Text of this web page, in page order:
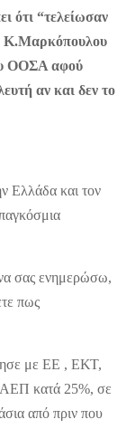
ότι “τελείωσαν
Κ.Μαρκόπουλου
ΟΟΣΑ αφού
αν και δεν το
Ελλάδα και τον
σας ενημερώσω,
πως
με ΕΕ , ΕΚΤ,
ΑΕΠ κατά 25%, σε
από πριν που